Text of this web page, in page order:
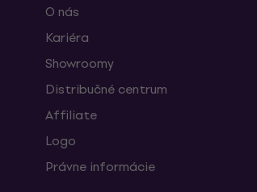
O nás
Kariéra
Showroomy
Distribučné centrum
Affiliate
Logo
Právne informácie